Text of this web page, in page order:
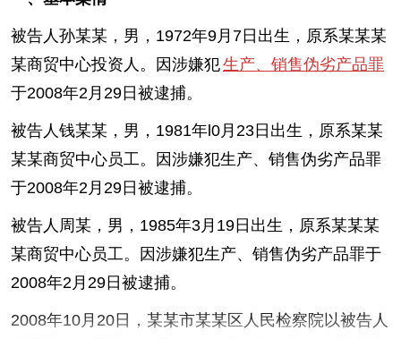
被告人孙某某，男，1972年9月7日出生，原系某某某
某商贸中心投资人。因涉嫌犯生产、销售伪劣产品罪
于2008年2月29日被逮捕。
被告人钱某某，男，1981年l0月23日出生，原系某某
某某商贸中心员工。因涉嫌犯生产、销售伪劣产品罪
于2008年2月29日被逮捕。
被告人周某，男，1985年3月19日出生，原系某某某
某商贸中心员工。因涉嫌犯生产、销售伪劣产品罪于
2008年2月29日被逮捕。
2008年10月20日，某某市某某区人民检察院以被告人